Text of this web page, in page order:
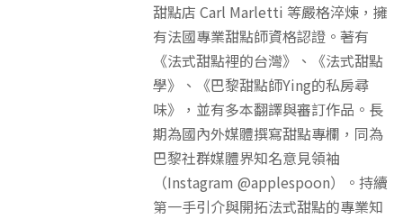
甜點店 Carl Marletti 等嚴格淬煉，擁
有法國專業甜點師資格認證。著有
《法式甜點裡的台灣》、《法式甜點
學》、《巴黎甜點師Ying的私房尋
味》，並有多本翻譯與審訂作品。長
期為國內外媒體撰寫甜點專欄，同為
巴黎社群媒體界知名意見領袖
（Instagram @applespoon）。持續
第一手引介與開拓法式甜點的專業知